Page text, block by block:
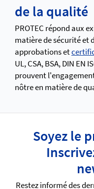
de la qualité
PROTEC répond aux
matière de sécurité et
approbations et
UL, CSA, BSA, DIN EN
prouvent
nôtre en matière de
Soyez le
Restez informé des